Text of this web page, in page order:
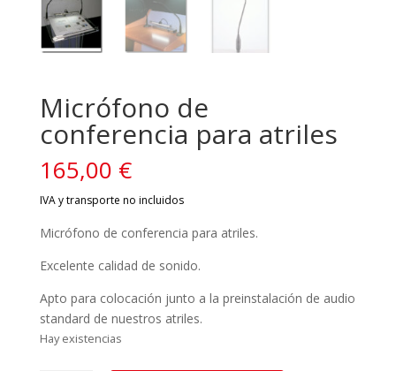
Micrófono de
conferencia para atriles
165,00 €
Micrófono de conferencia para atriles.
Excelente calidad de sonido.
Apto para colocación junto a la preinstalación de audio
standard de nuestros atriles.
Hay existencias